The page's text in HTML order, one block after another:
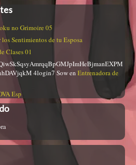
no Grimoire 05
Sentimientos de tu Esposa
Clases 01
4login7 SowenEntrenadora de
Esp